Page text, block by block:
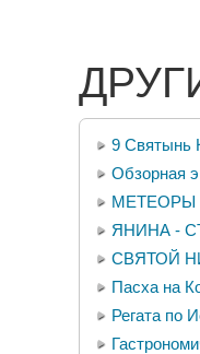
9 Святынь
Обзорная
МЕТЕОРЫ
ЯНИНА -
СВЯТОЙ
Пасха на
Регата